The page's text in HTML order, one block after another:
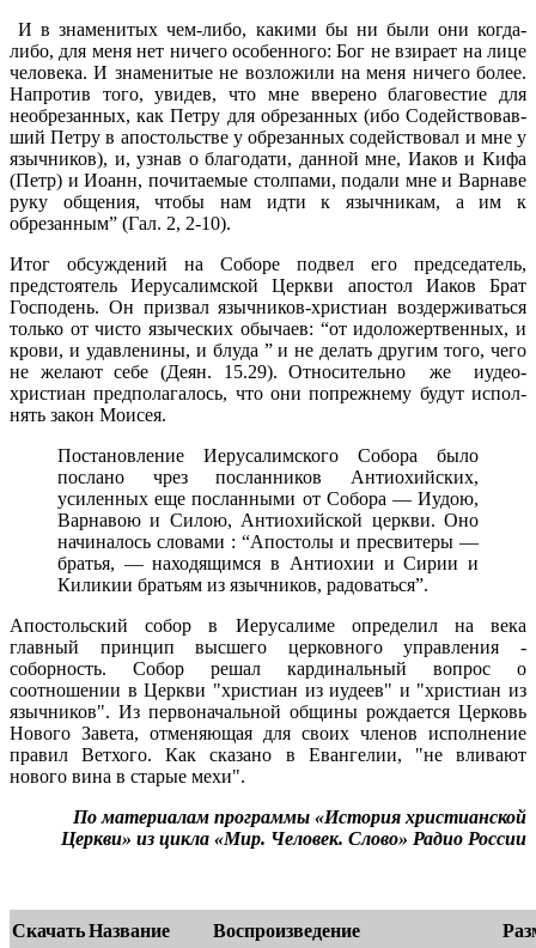
И в знаменитых чем-либо, какими бы ни были они когда-
либо, для меня нет ничего особенного: Бог не взирает на лице
человека. И знаменитые не возложили на меня ничего более.
Напротив того, увидев, что мне вве­рено благовестие для
необрезанных, как Петру для обрезанных (ибо Содействовав­
ший Петру в апостольстве у обрезанных со­действовал и мне у
язычников), и, узнав о благодати, данной мне, Иаков и Кифа
(Петр) и Иоанн, почитаемые столпами, подали мне и Варнаве
руку общения, чтобы нам идти к язычникам, а им к
обрезанным” (Гал. 2, 2-10).
Итог обсуждений на Соборе подвел его председатель,
предстоятель Иерусалимской Церкви апостол Иаков Брат
Господень. Он призвал язычников-христиан воздерживаться
только от чисто языческих обычаев: “от идоложертвенных, и
крови, и удавленины, и блуда ” и не делать другим того, чего
не желают себе (Деян. 15.29). Относительно же иудео-
христиан предполагалось, что они попрежнему будут испол­
нять закон Моисея.
Постановление Иерусалимского Собора было
послано чрез посланников Антиохийских,
усиленных еще по­сланными от Собора — Иудою,
Варнавою и Силою, Антиохийской церкви. Оно
начиналось словами : “Апостолы и пре­свитеры —
братья, — находящимся в Антиохии и Сирии и
Киликии братьям из язычников, радоваться”.
Апостольский собор в Иерусалиме определил на века
главный принцип высшего церковного управления -
соборность. Собор решал кардинальный вопрос о
соотношении в Церкви "христиан из иудеев" и "христиан из
язычников". Из первоначальной общины рождается Церковь
Нового Завета, отменяющая для своих членов исполнение
правил Ветхого. Как сказано в Евангелии, "не вливают
нового вина в старые мехи".
По материалам программы «История христианской
Церкви» из цикла «Мир. Человек. Слово» Радио России
СкачатьНазвание Воспроизведение